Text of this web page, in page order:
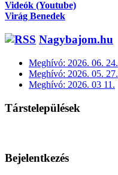
Videók (Youtube)
Virág Benedek
Nagybajom.hu
Meghívó: 2026. 06. 24.
Meghívó: 2026. 05. 27.
Meghívó: 2026. 03 11.
Társtelepülések
Bejelentkezés